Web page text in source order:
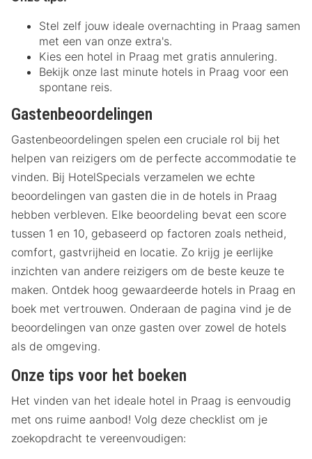
Stel zelf jouw ideale overnachting in Praag samen
met een van onze extra's.
Kies een hotel in Praag met gratis annulering.
Bekijk onze last minute hotels in Praag voor een
spontane reis.
Gastenbeoordelingen
Gastenbeoordelingen spelen een cruciale rol bij het
helpen van reizigers om de perfecte accommodatie te
vinden. Bij HotelSpecials verzamelen we echte
beoordelingen van gasten die in de hotels in Praag
hebben verbleven. Elke beoordeling bevat een score
tussen 1 en 10, gebaseerd op factoren zoals netheid,
comfort, gastvrijheid en locatie. Zo krijg je eerlijke
inzichten van andere reizigers om de beste keuze te
maken. Ontdek hoog gewaardeerde hotels in Praag en
boek met vertrouwen. Onderaan de pagina vind je de
beoordelingen van onze gasten over zowel de hotels
als de omgeving.
Onze tips voor het boeken
Het vinden van het ideale hotel in Praag is eenvoudig
met ons ruime aanbod! Volg deze checklist om je
zoekopdracht te vereenvoudigen: